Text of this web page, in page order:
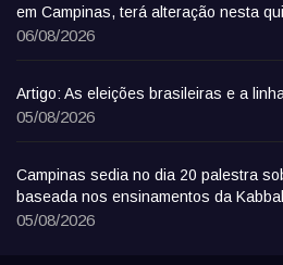
em Campinas, terá alteração nesta
06/08/2026
Artigo: As eleições brasileiras e a
05/08/2026
Campinas sedia no dia 20 palestra
baseada nos ensinamentos da
05/08/2026